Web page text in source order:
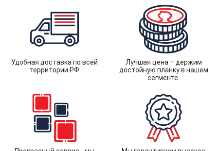
Удобная доставка по всей
территории РФ
Лучшая цена – держим
достойную планку в нашем
сегменте.